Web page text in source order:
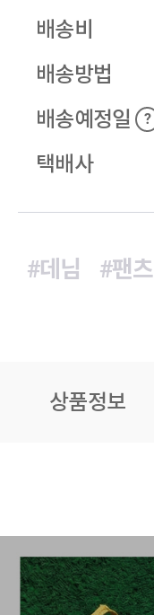
배송비
배송방법
배송예정일
?
택배사
#데님 #팬츠
상품정보